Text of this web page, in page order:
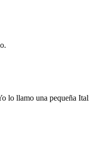
lo llamo una pequeña